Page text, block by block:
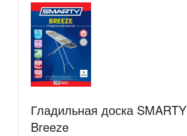
Гладильная доска SMARTY
Breeze